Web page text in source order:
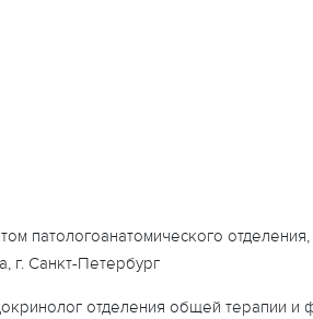
патологоанатомического
г. Санкт-Петербург
отделения общей терапии и